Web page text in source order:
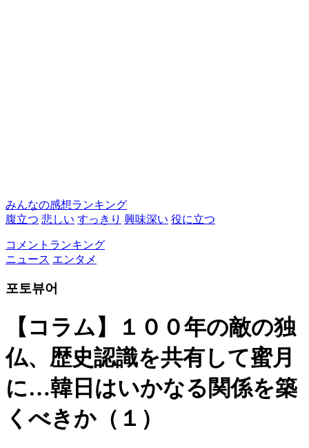
みんなの感想ランキング
腹立つ 悲しい すっきり 興味深い 役に立つ
コメントランキング
ニュース エンタメ
포토뷰어
【コラム】１００年の敵の独
仏、歴史認識を共有して蜜月
に…韓日はいかなる関係を築
くべきか（１）